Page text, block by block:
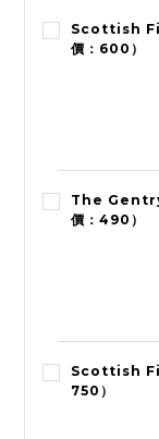
Scottish
價：600）
The Gentry
價：490）
Scottish
750）